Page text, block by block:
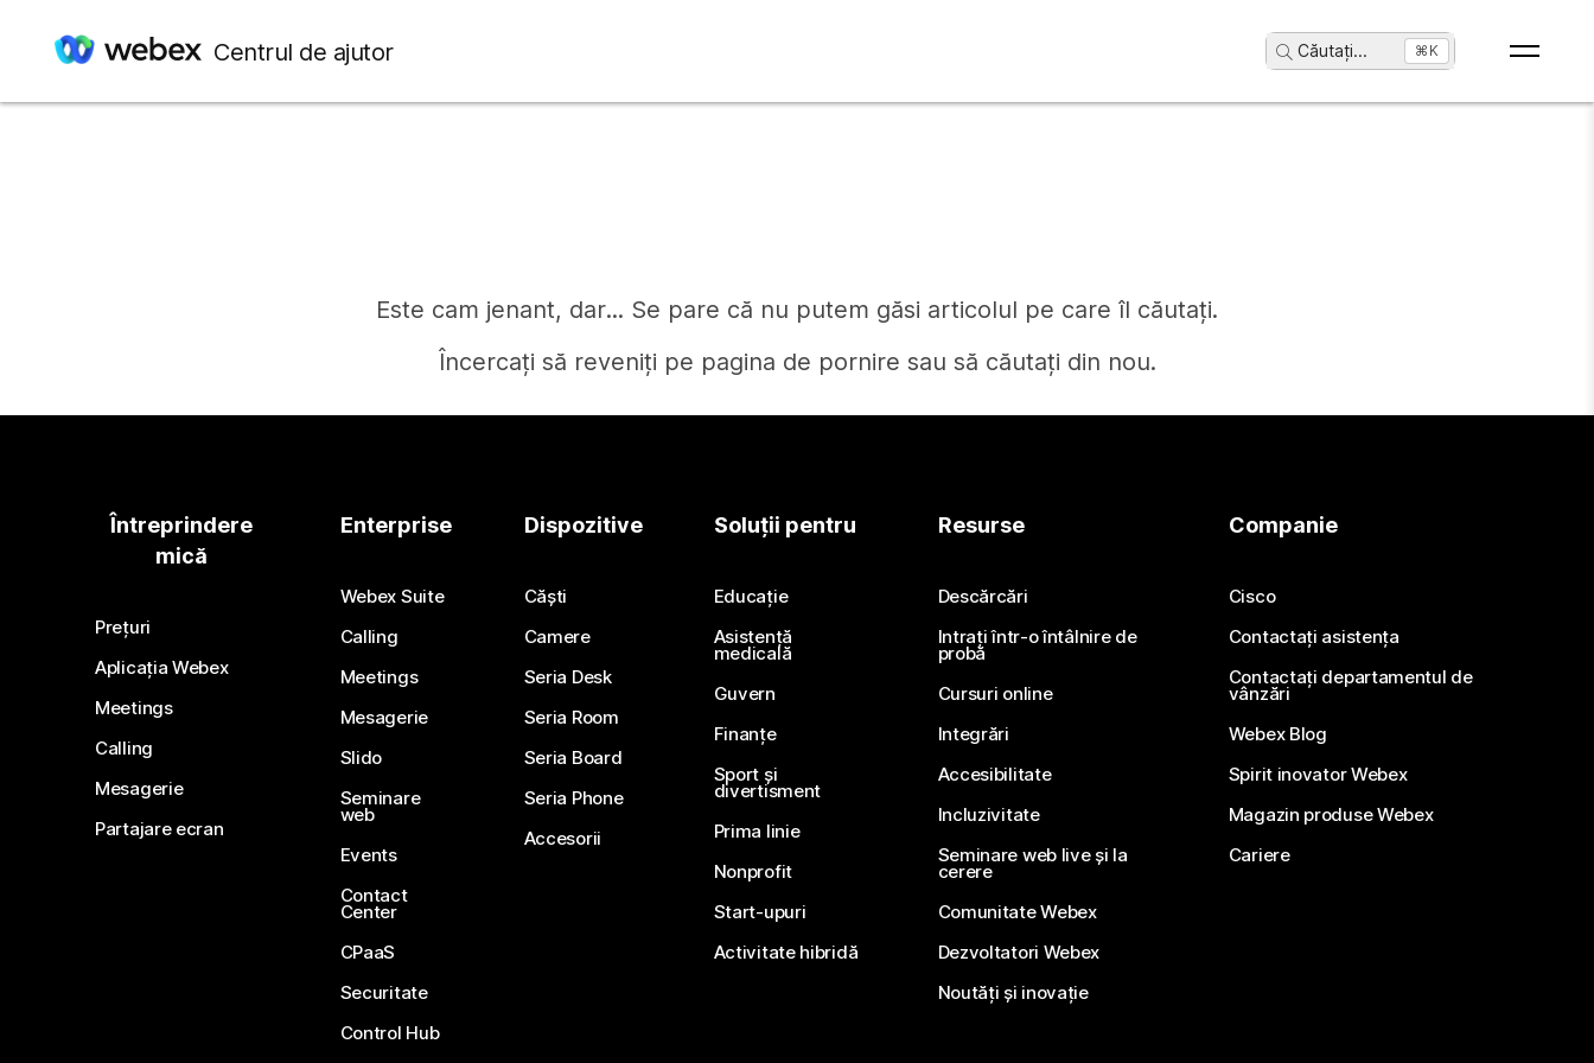
Centrul de ajutor Căutați... ⌘K
Este cam jenant, dar... Se pare că nu putem găsi articolul pe care îl căutați.
Încercați să reveniți pe pagina de pornire sau să căutați din nou.
Aveți nevoie de un răspuns?
Trimiteți o întrebare
Întreprindere
mică
Prețuri
Aplicația Webex
Meetings
Calling
Mesagerie
Partajare ecran
Enterprise
Webex Suite
Calling
Meetings
Mesagerie
Slido
Seminare
web
Events
Contact
Center
CPaaS
Securitate
Control Hub
Dispozitive
Căști
Camere
Seria Desk
Seria Room
Seria Board
Seria Phone
Accesorii
Soluții pentru
Educație
Asistență
medicală
Guvern
Finanțe
Sport și
divertisment
Prima linie
Nonprofit
Start-upuri
Activitate hibridă
Resurse
Descărcări
Intrați într-o întâlnire de
probă
Cursuri online
Integrări
Accesibilitate
Incluzivitate
Seminare web live și la
cerere
Comunitate Webex
Dezvoltatori Webex
Noutăți și inovație
Companie
Cisco
Contactați asistența
Contactați departamentul de
vânzări
Webex Blog
Spirit inovator Webex
Magazin produse Webex
Cariere